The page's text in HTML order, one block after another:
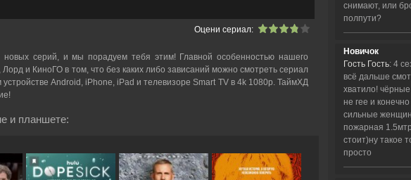
Оцени сериал:
новых серий, и мы порадуем тебя этим! Главной особенностью нашего
Лорд и КиноГО в том, что без каких либо зависаний можно смотреть cериал
Android, iPhone, iPad и телевизоре Smart TV в 4k 1080p. ТаймХД
и планшете:
снимают, или
полпути?
Новичок
Гость Гость: 4
всё дальше
хватило!
не гее и
сильные
пожарная
стоит)ну такое
просто